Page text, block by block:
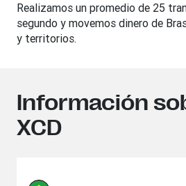
Realizamos un promedio de 25
segundo y movemos dinero de
y territorios.
Información
XCD